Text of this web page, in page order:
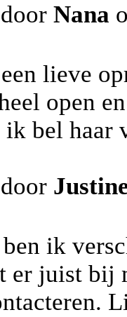
Nana
lieve
open
ik bel
ik
er juist bij